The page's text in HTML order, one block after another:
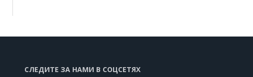
СЛЕДИТЕ ЗА НАМИ В СОЦСЕТЯХ